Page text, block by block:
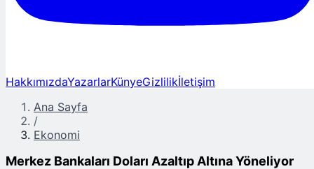
HakkımızdaYazarlarKünyeGizlilikİletişim
Ana Sayfa
/
Ekonomi
Merkez Bankaları Doları Azaltıp Altına Yöneliyor